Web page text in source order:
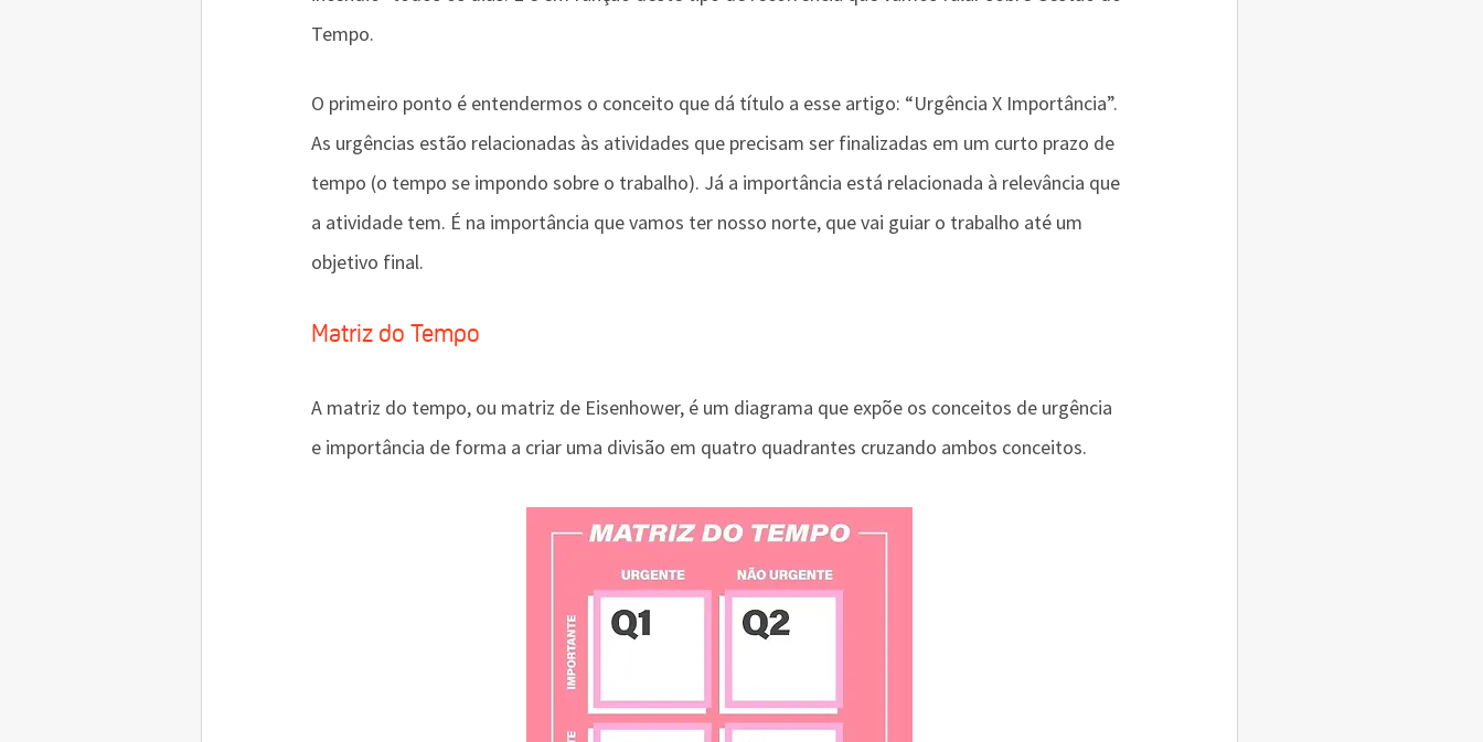
Tempo.
O primeiro ponto é entendermos o conceito que dá título a esse artigo: “Urgência X Importância”.
As urgências estão relacionadas às atividades que precisam ser finalizadas em um curto prazo de
tempo (o tempo se impondo sobre o trabalho). Já a importância está relacionada à relevância que
a atividade tem. É na importância que vamos ter nosso norte, que vai guiar o trabalho até um
objetivo final.
Matriz do Tempo
A matriz do tempo, ou matriz de Eisenhower, é um diagrama que expõe os conceitos de urgência
e importância de forma a criar uma divisão em quatro quadrantes cruzando ambos conceitos.